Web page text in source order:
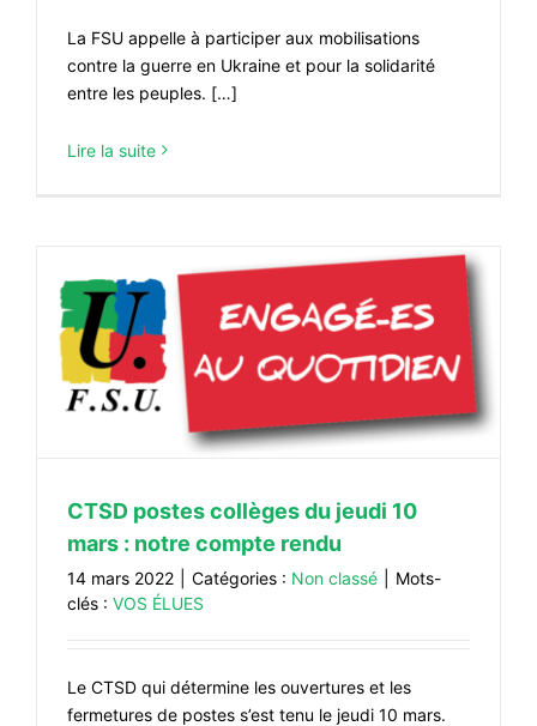
La FSU appelle à participer aux mobilisations
contre la guerre en Ukraine et pour la solidarité
entre les peuples. […]
Lire la suite
CTSD postes collèges du jeudi 10
mars : notre compte rendu
14 mars 2022 Catégories : Non classé
Mots-
clés : VOS ÉLUES
Le CTSD qui détermine les ouvertures et les
fermetures de postes s’est tenu le jeudi 10 mars.